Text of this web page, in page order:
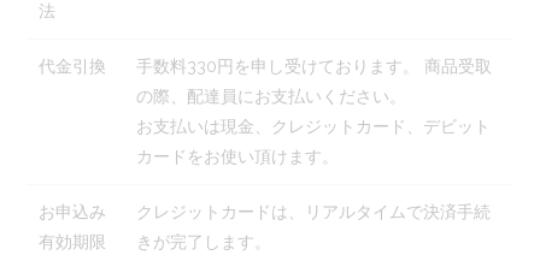
法
代金引換
手数料330円を申し受けております。 商品受取
の際、配達員にお支払いください。
お支払いは現金、クレジットカード、デビット
カードをお使い頂けます。
お申込み
有効期限
クレジットカードは、リアルタイムで決済手続
きが完了します。